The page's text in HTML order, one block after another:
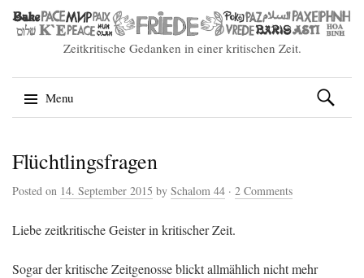
Zeitkritische Gedanken in einer kritischen Zeit.
Menu
to
Suchen
nach:
Flüchtlingsfragen
Posted on 14. September 2015 by Schalom 44 · 2 Comments
Liebe zeitkritische Geister in kritischer Zeit.
Sogar der kritische Zeitgenosse blickt allmählich nicht mehr